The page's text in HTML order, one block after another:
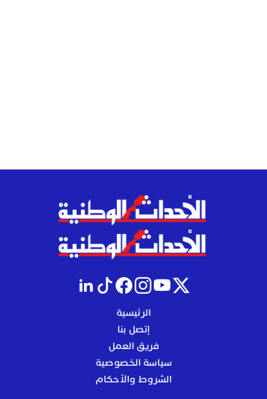
الرئيسية
إتصل بنا
فريق العمل
سياسة الخصوصية
الشروط والأحكام